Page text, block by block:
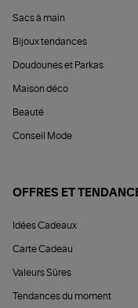
Sacs à main
Bijoux tendances
Doudounes et Parkas
Maison déco
Beauté
Conseil Mode
OFFRES ET
Idées Cadeaux
Carte Cadeau
Valeurs Sûres
Tendances du moment